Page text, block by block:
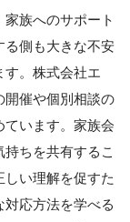
族へのサポート
る側も大きな不安
す。株式会社エ
開催や個別相談の
います。家族会
ちを共有するこ
い理解を促すた
応方法を学べる